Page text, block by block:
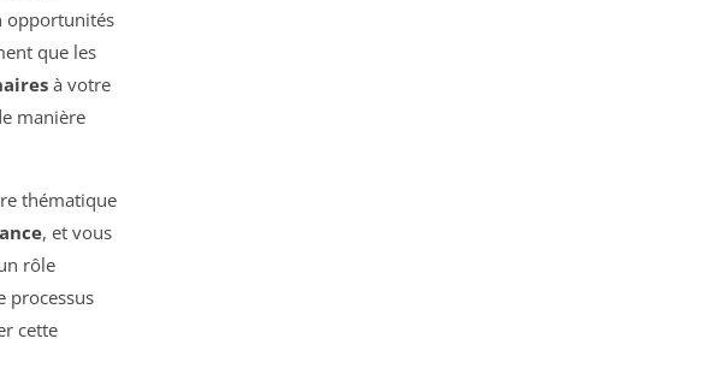
opportunités
que les
à votre
manière
thématique
, et vous
rôle
processus
cette